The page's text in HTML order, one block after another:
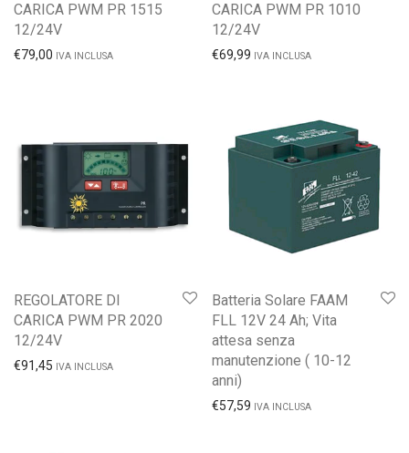
CARICA PWM PR 1515
12/24V
€79,00 IVA INCLUSA
CARICA PWM PR 1010
12/24V
€69,99 IVA INCLUSA
REGOLATORE DI
CARICA PWM PR 2020
12/24V
€91,45 IVA INCLUSA
Batteria Solare FAAM
FLL 12V 24 Ah; Vita
attesa senza
manutenzione ( 10-12
anni)
€57,59 IVA INCLUSA